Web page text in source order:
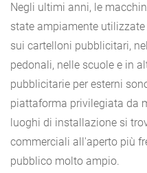
Negli ultimi anni, le
state ampiamente
sui cartelloni pubblicitari,
pedonali, nelle scuole e in
pubblicitarie per esterni
piattaforma privilegiata da
luoghi di installazione si
commerciali all'aperto più
pubblico molto ampio.